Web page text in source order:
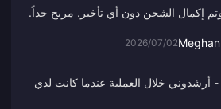
إكمال الشحن دون أي تأخير. مريح جداً.
2026/07/02
أرشدوني خلال العملية عندما كانت لدي